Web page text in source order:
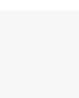
надо создать
хороша
для
рокариев. Серо-